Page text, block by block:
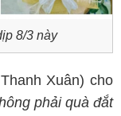
8/3 này
Xuân) cho
phải quà đắt